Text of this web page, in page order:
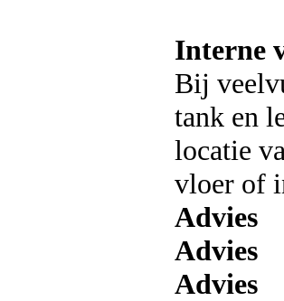
Interne
Bij
tank en
locatie
vloer of
Advies
Advies
Advies